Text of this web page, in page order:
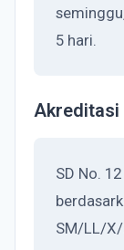
5 hari.
Akreditasi
SD No.
SM/LL/X/